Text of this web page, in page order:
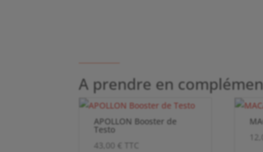
A prendre en
APOLLON Booster de
Testo
43,00 €